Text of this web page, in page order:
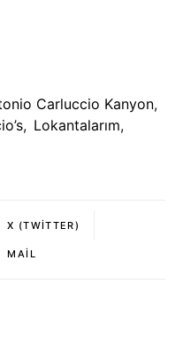
Carluccio Kanyon,
, Lokantalarım,
X (TWITTER)
MAIL